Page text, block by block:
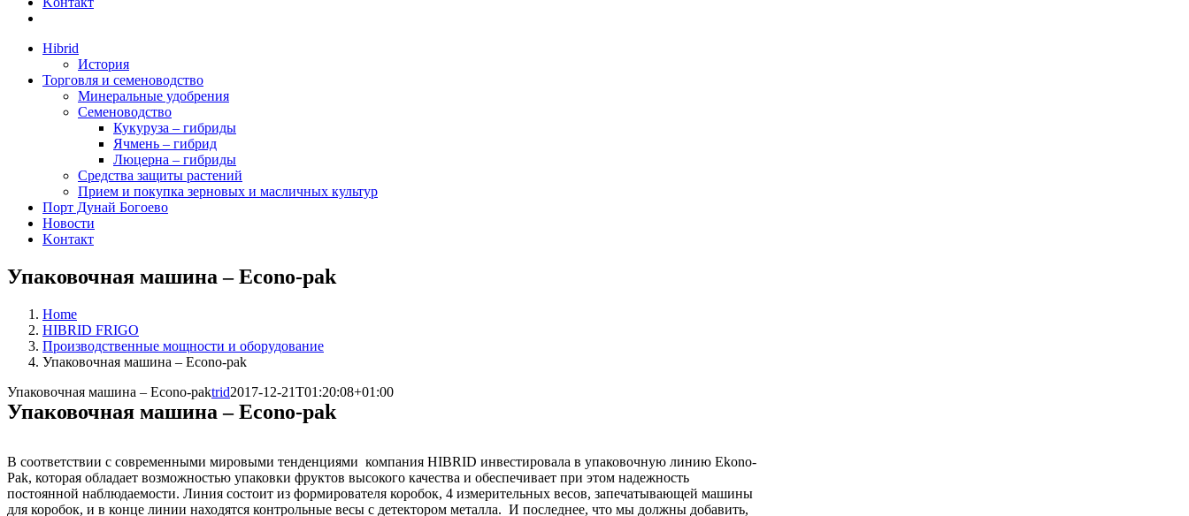
Hibrid
История
Торговля и семеноводство
Минеральные удобрения
Семеноводство
Кукуруза – гибриды
Ячмень – гибрид
Люцерна – гибриды
Средства защиты растений
Прием и покупка зерновых и масличных культур
Порт Дунай Богоево
Новости
Koнтакт
Упаковочная машина – Econo-pak
Home
HIBRID FRIGO
Производственные мощности и оборудование
Упаковочная машина – Econo-pak
Упаковочная машина – Econo-paktrid2017-12-21T01:20:08+01:00
Упаковочная машина – Econo-pak
В соответствии с современными мировыми тенденциями компания HIBRID инвестировала в упаковочную линию Ekono-
Pak, которая обладает возможностью упаковки фруктов высокого качества и обеспечивает при этом надежность
постоянной наблюдаемости. Линия состоит из формирователя коробок, 4 измерительных весов, запечатывающей машины
для коробок, и в конце линии находятся контрольные весы с детектором металла. И последнее, что мы должны добавить,